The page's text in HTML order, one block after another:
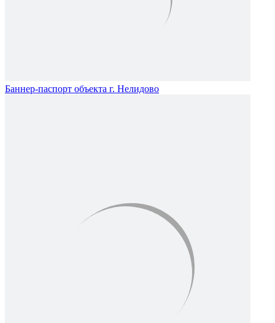
Баннер-паспорт объекта г. Нелидово